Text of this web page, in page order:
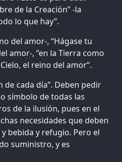
de la Creación” -la
lo que hay”.
del amor-, “Hágase tu
amor-, “en la Tierra como
el reino del amor“.
de cada día”. Deben pedir
símbolo de todas las
de la ilusión, pues en el
necesidades que deben
bebida y refugio. Pero el
suministro, y es